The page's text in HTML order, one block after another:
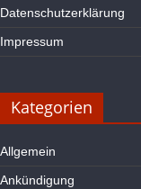
Datenschutzerklärung
Impressum
Kategorien
Allgemein
Ankündigung